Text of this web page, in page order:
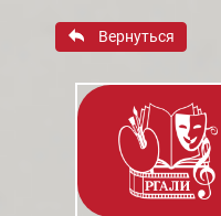
Вернуться